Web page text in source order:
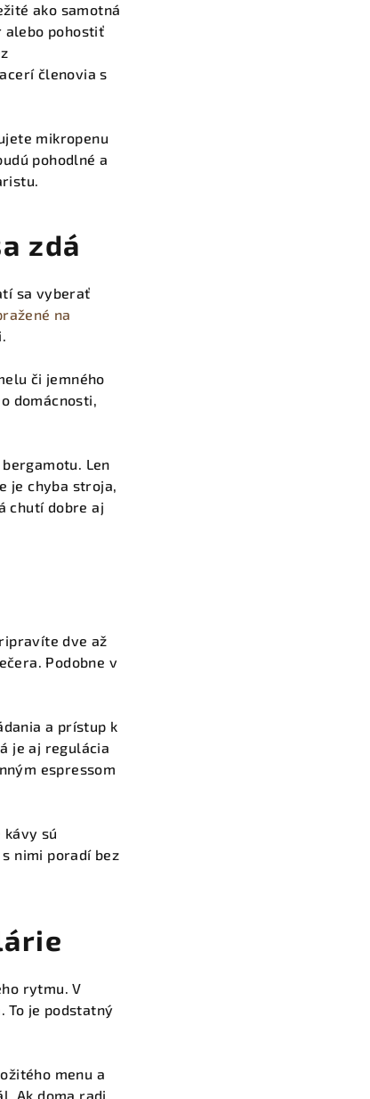
ako samotná
alebo pohostiť
členovia s
mikropenu
pohodlné a
zdá
sa vyberať
na
či jemného
domácnosti,
Len
je chyba stroja,
chutí dobre aj
dve až
Podobne v
a prístup k
je aj regulácia
espressom
sú
nimi poradí bez
rytmu. V
To je podstatný
menu a
Ak doma radi